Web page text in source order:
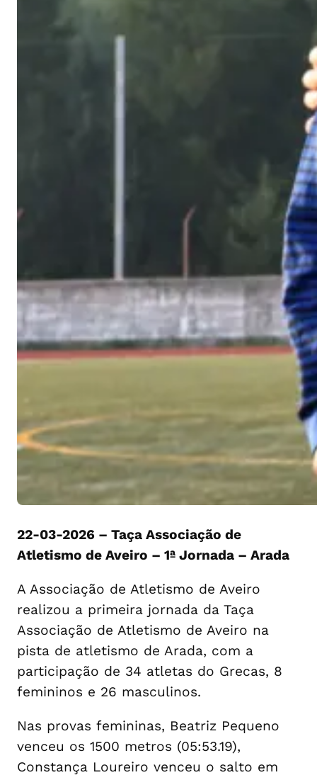
22-03-2026 – Taça Associação de
Atletismo de Aveiro – 1ª Jornada – Arada
A Associação de Atletismo de Aveiro
realizou a primeira jornada da Taça
Associação de Atletismo de Aveiro na
pista de atletismo de Arada, com a
participação de 34 atletas do Grecas, 8
femininos e 26 masculinos.
Nas provas femininas, Beatriz Pequeno
venceu os 1500 metros (05:53.19),
Constança Loureiro venceu o salto em